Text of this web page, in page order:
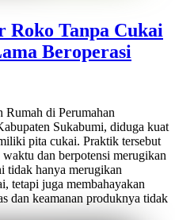
Roko Tanpa Cukai
Beroperasi
Rumah di Perumahan
Sukabumi, diduga kuat
pita cukai. Praktik tersebut
dan berpotensi merugikan
tidak hanya merugikan
tetapi juga membahayakan
dan keamanan produknya tidak